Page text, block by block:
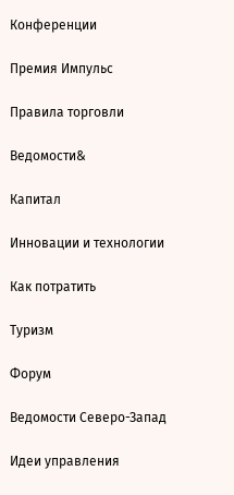
Конференции
Премия Импульс
Правила торговли
Ведомости&
Капитал
Инновации и технологии
Как потратить
Туризм
Форум
Ведомости Северо-Запад
Идеи управления